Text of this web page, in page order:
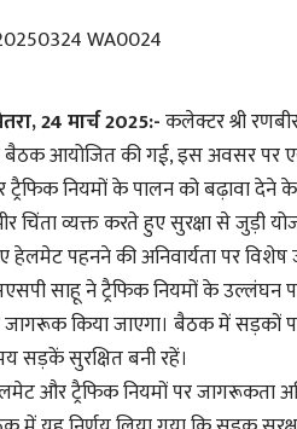
24 मार्च 2025:-कलेक्टर श्री
बैठक आयोजित की गई, इस अवसर पर
नियमों के पालन को बढ़ावा देने
चिंता व्यक्त करते हुए सुरक्षा से जुड़ी
हेलमेट पहनने की अनिवार्यता पर
साहू ने ट्रैफिक नियमों के उल्लंघन
किया जाएगा। बैठक में सड़कों
सड़कें सुरक्षित बनी रहें।
और ट्रैफिक नियमों पर जागरूकता